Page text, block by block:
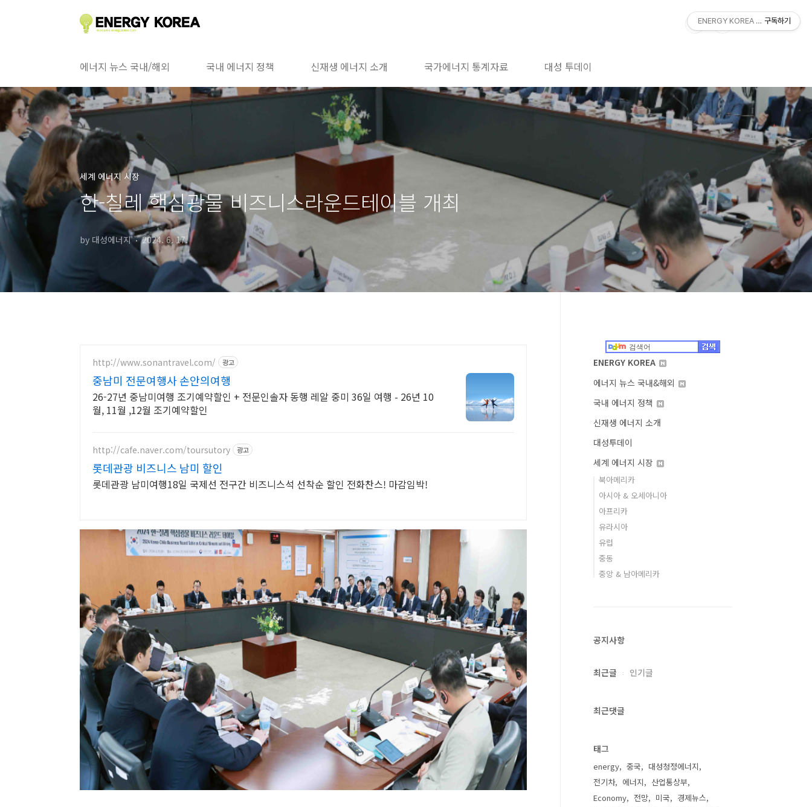
에너지 뉴스 국내/해외 국내 에너지 정책 신재생 에너지 소개 국가에너지 통계자료 대성 투데이
세계 에너지 시장
한-칠레 핵심광물 비즈니스라운드테이블 개최
by 대성에너지 2024. 6. 17.
http://www.sonantravel.com/ 광고
중남미 전문여행사 손안의여행
26-27년 중남미여행 조기예약할인 + 전문인솔자 동행 레알 중미 36일 여행 - 26년 10
월, 11월 ,12월 조기예약할인
http://cafe.naver.com/toursutory 광고
롯데관광 비즈니스 남미 할인
롯데관광 남미여행18일 국제선 전구간 비즈니스석 선착순 할인 전화찬스! 마감임박!
ENERGY KOREA
에너지 뉴스 국내&해외
국내 에너지 정책
신재생 에너지 소개
대성투데이
세계 에너지 시장
북아메리카
아시아 & 오세아니아
아프리카
유라시아
유럽
중동
중앙 & 남아메리카
공지사항
최근글 인기글
최근댓글
태그
energy 중국
대성청정에너지
전기차
에너지
산업통상부
Economy
전망 미국
경제뉴스
ENERGY KOREA With DAESUNG
구독하기